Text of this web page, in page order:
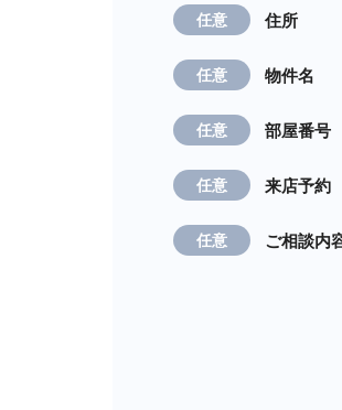
任意 住所
任意 物件名
任意 部屋番号
任意 来店予約
任意 ご相談内